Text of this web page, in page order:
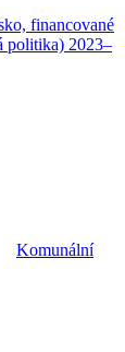
financované
politika) 2023–
Komunální